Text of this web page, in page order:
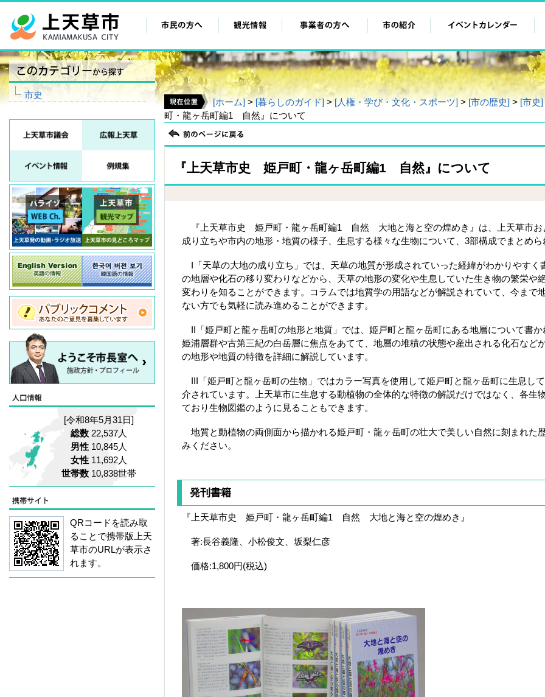
[ホーム]>[暮らしのガイド] >[人権・学び・文化・スポーツ]>[市の歴史]>[市史]
町・龍ヶ岳町編1 自然』について
『上天草市史 姫戸町・龍ヶ岳町編1 自然』について
『上天草市史 姫戸町・龍ヶ岳町編1 自然 大地と海と空の煌めき』は、上天草市お
成り立ちや市内の地形・地質の様子、生息する様々な生物について、3部構成でまとめ
I「天草の大地の成り立ち」では、天草の地質が形成されていった経緯がわかりやすく
の地層や化石の移り変わりなどから、天草の地形の変化や生息していた生き物の繁栄や
変わりを知ることができます。コラムでは地質学の用語などが解説されていて、今まで
ない方でも気軽に読み進めることができます。
II「姫戸町と龍ヶ岳町の地形と地質」では、姫戸町と龍ヶ岳町にある地層について書
姫浦層群や古第三紀の白岳層に焦点をあてて、地層の堆積の状態や産出される化石など
の地形や地質の特徴を詳細に解説しています。
III「姫戸町と龍ヶ岳町の生物」ではカラー写真を使用して姫戸町と龍ヶ岳町に生息し
介されています。上天草市に生息する動植物の全体的な特徴の解説だけではなく、各生
ており生物図鑑のように見ることもできます。
地質と動植物の両側面から描かれる姫戸町・龍ヶ岳町の壮大で美しい自然に刻まれた
みください。
発刊書籍
『上天草市史 姫戸町・龍ヶ岳町編1 自然 大地と海と空の煌めき』
著:長谷義隆、小松俊文、坂梨仁彦
価格:1,800円(税込)
市史
[令和8年5月31日]
総数 22,537人
男性 10,845人
女性 11,692人
世帯数 10,838世帯
QRコードを読み取
ることで携帯版上天
草市のURLが表示さ
れます。